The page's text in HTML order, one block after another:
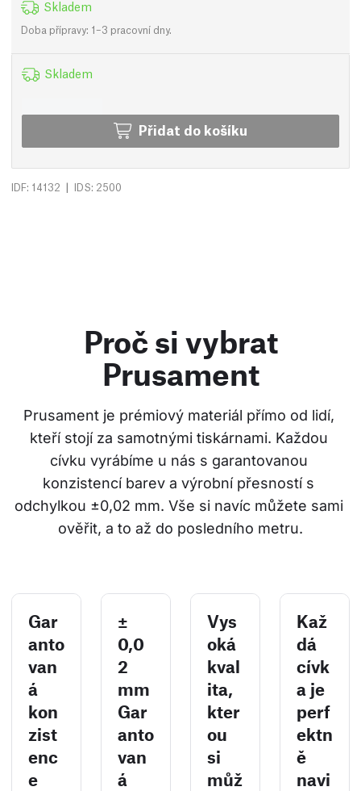
Skladem
Doba přípravy: 1–3 pracovní dny.
Skladem
Přidat do košíku
IDF: 14132 | IDS: 2500
Proč si vybrat
Prusament
Prusament je prémiový materiál přímo od lidí,
kteří stojí za samotnými tiskárnami. Každou
cívku vyrábíme u nás s garantovanou
konzistencí barev a výrobní přesností s
odchylkou ±0,02 mm. Vše si navíc můžete sami
ověřit, a to až do posledního metru.
Gar
anto
van
á
kon
zist
enc
e
±
0,0
2
mm
Gar
anto
van
á
Vys
oká
kval
ita,
kter
ou
si
můž
Kaž
dá
cívk
a je
perf
ektn
ě
navi